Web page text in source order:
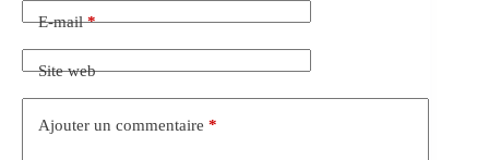
E-mail*
Site web
Ajouter un commentaire *